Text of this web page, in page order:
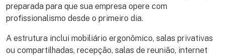
preparada para que sua empresa opere com
profissionalismo desde o primeiro dia.
A estrutura inclui mobiliário ergonômico, salas privativas
ou compartilhadas, recepção, salas de reunião, internet